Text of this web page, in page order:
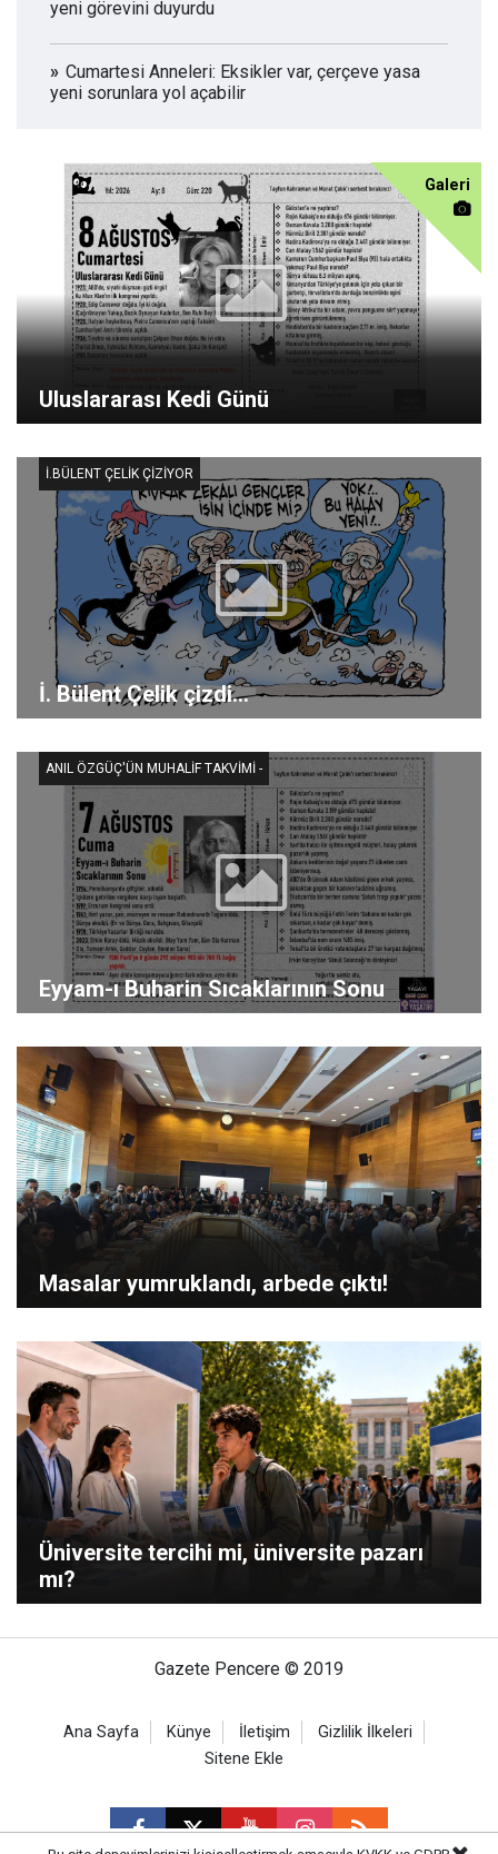
yeni görevini duyurdu
Cumartesi Anneleri: Eksikler var, çerçeve yasa
yeni sorunlara yol açabilir
Galeri
Uluslararası Kedi Günü
İ. Bülent Çelik çizdi...
İ.BÜLENT ÇELIK ÇIZIYOR
Eyyam-ı Buharin Sıcaklarının Sonu
ANIL ÖZGÜÇ'ÜN MUHALIF TAKVIMI -
Masalar yumruklandı, arbede çıktı!
Üniversite tercihi mi, üniversite pazarı
mı?
Gazete Pencere © 2019
Ana Sayfa Künye İletişim
Gizlilik İlkeleri
Sitene Ekle